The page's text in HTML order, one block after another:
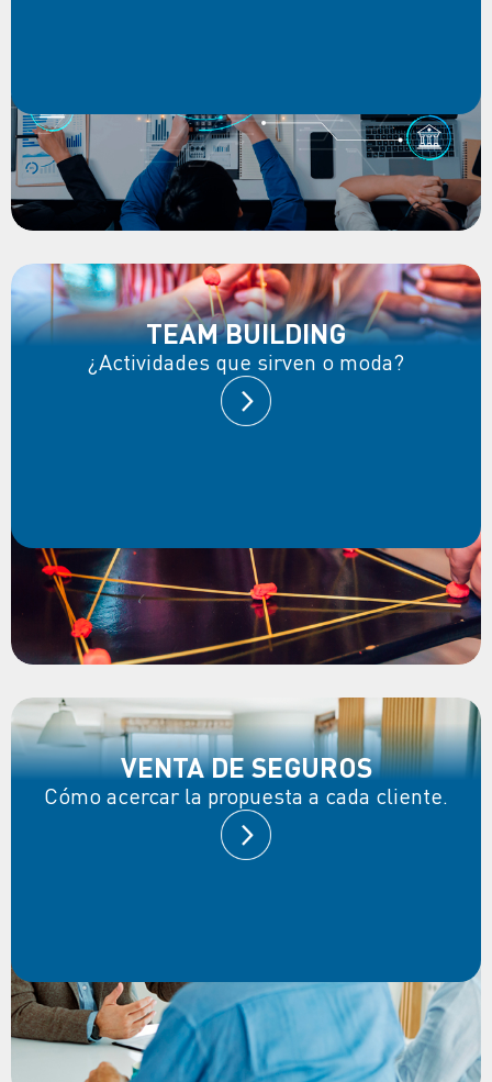
TEAM BUILDING
¿Actividades que sirven o moda?
VENTA DE SEGUROS
Cómo acercar la propuesta a cada cliente.